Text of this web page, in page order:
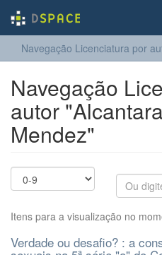
Navegação Licenciatura por
Navegação
autor
Mendez"
Itens para a visualização no
Verdade ou desafio? : a